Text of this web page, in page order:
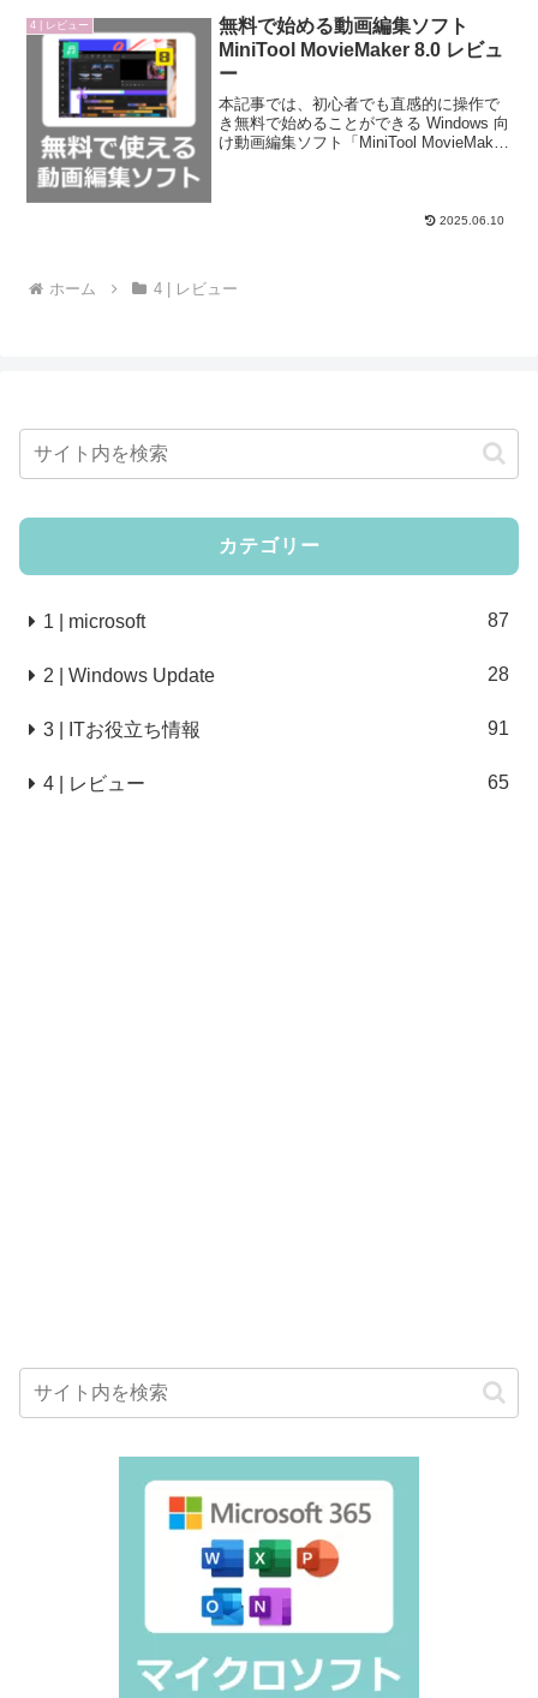
4 | レビュー
無料で始める動画編集ソフト
MiniTool MovieMaker 8.0 レビュ
ー
本記事では、初心者でも直感的に操作で
き無料で始めることができる Windows 向
け動画編集ソフト「MiniTool MovieMaker
2025.06.10
ホーム 4 | レビュー
カテゴリー
1 | microsoft 87
2 | Windows Update 28
3 | ITお役立ち情報 91
4 | レビュー 65